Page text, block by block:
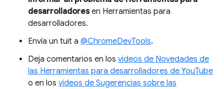
desarrolladoresen Herramientas para
desarrolladores.
Envía un tuit a @ChromeDevTools.
Deja comentarios en los videos de Novedades de
las Herramientas para desarrolladores de YouTube
o en los videos de Sugerencias sobre las